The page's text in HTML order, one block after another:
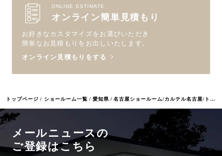
トップページ ショールーム一覧 愛知県 名古屋ショールーム/カルテル名古屋/トーヨーキッチンスタイルショップ
ONLINE ESTIMATE
オンライン簡単見積もり
お好きなカスタマイズをお選びいただき
簡単なお見積もりをお出しいたします。
オンライン見積もりをする
メールニュースの
ご登録はこちら